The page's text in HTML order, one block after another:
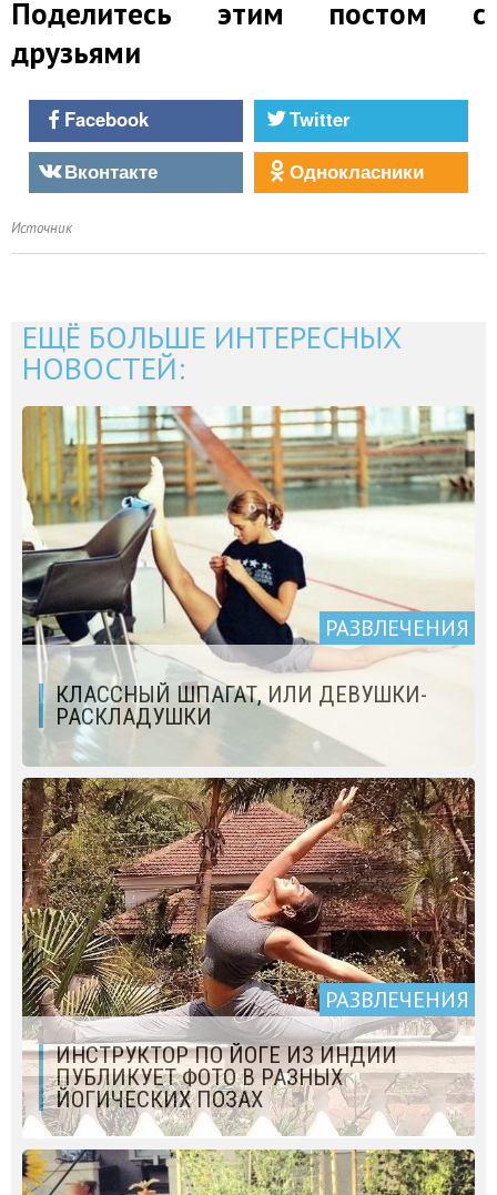
Поделитесь этим постом с
друзьями
Facebook
Twitter
Вконтакте
Однокласники
Источник
ЕЩЁ БОЛЬШЕ ИНТЕРЕСНЫХ
НОВОСТЕЙ:
РАЗВЛЕЧЕНИЯ
КЛАССНЫЙ ШПАГАТ, ИЛИ ДЕВУШКИ-
РАСКЛАДУШКИ
РАЗВЛЕЧЕНИЯ
ИНСТРУКТОР ПО ЙОГЕ ИЗ ИНДИИ
ПУБЛИКУЕТ ФОТО В РАЗНЫХ
ЙОГИЧЕСКИХ ПОЗАХ